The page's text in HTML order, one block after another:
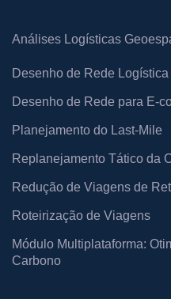
Análises Logísticas
Desenho de Rede Logística
Desenho de Rede para E-
Planejamento do Last-Mile
Replanejamento Tático da
Redução de Viagens de
Roteirização de Viagens
Módulo Multiplataforma:
Carbono